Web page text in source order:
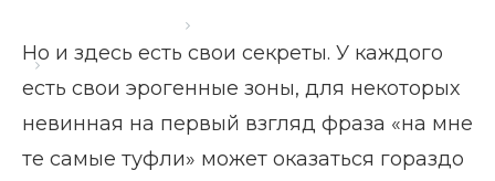
Какие слова возбуждают мужчин
Но и здесь есть свои секреты. У каждого
есть свои эрогенные зоны, для некоторых
невинная на первый взгляд фраза «на мне
те самые туфли» может оказаться гораздо